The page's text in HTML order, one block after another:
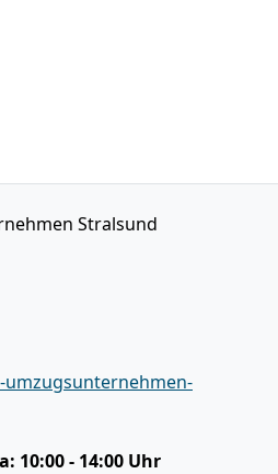
Stralsund
umzugsunternehmen-
10:00 - 14:00 Uhr